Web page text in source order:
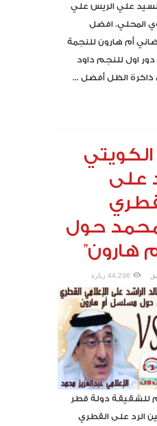
علي الريس علي
المحلي. افضل
أم هارون للنجمة
اول للنجم داود
الظل أفضل ...
الكويتي
على
محمد حول
هارون”
44,236 زيارة
للشقيقة دولة قطر
الرد على القطري